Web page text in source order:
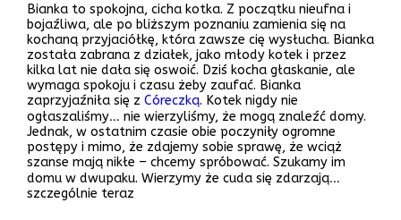
Bianka to spokojna, cicha kotka. Z początku nieufna i
bojaźliwa, ale po bliższym poznaniu zamienia się na
kochaną przyjaciółkę, która zawsze cię wysłucha. Bianka
została zabrana z działek, jako młody kotek i przez
kilka lat nie dała się oswoić. Dziś kocha głaskanie, ale
wymaga spokoju i czasu żeby zaufać. Bianka
zaprzyjaźniła się z Córeczką. Kotek nigdy nie
ogłaszaliśmy… nie wierzyliśmy, że mogą znaleźć domy.
Jednak, w ostatnim czasie obie poczyniły ogromne
postępy i mimo, że zdajemy sobie sprawę, że wciąż
szanse mają nikłe – chcemy spróbować. Szukamy im
domu w dwupaku. Wierzymy że cuda się zdarzają…
szczególnie teraz